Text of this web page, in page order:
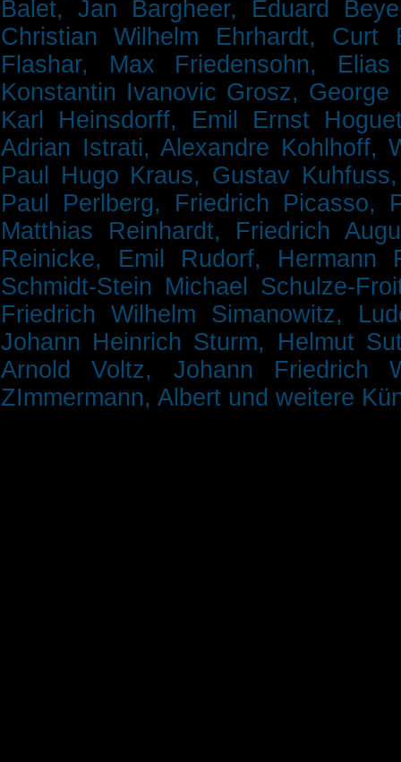
Balet, Jan Bargheer, Eduard
Christian Wilhelm Ehrhardt, Curt
Flashar, Max Friedensohn,
Konstantin Ivanovic Grosz, George
Karl Heinsdorff, Emil Ernst
Adrian Istrati, Alexandre Kohlhoff,
Paul Hugo Kraus, Gustav
Paul Perlberg, Friedrich Picasso,
Matthias Reinhardt, Friedrich
Reinicke, Emil Rudorf, Hermann
Schmidt-Stein Michael Schulze-
Friedrich Wilhelm Simanowitz,
Johann Heinrich Sturm, Helmut
ArnoldVoltz, Johann Friedrich
ZImmermann, Albert und weitere